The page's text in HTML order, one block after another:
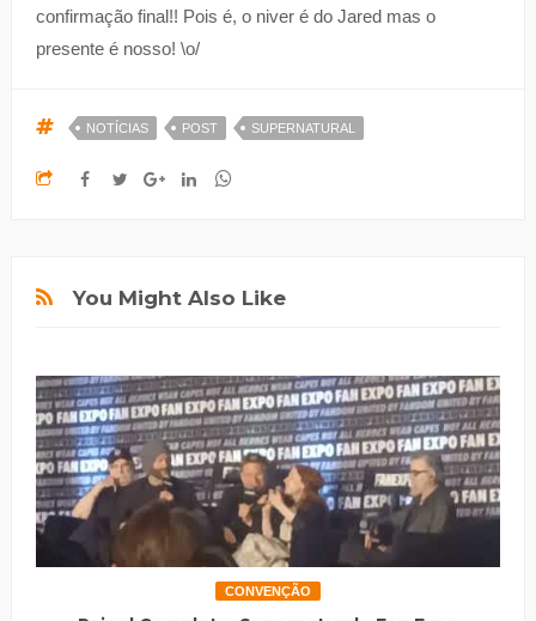
confirmação final!! Pois é, o niver é do Jared mas o
presente é nosso! \o/
NOTÍCIAS POST SUPERNATURAL
You Might Also Like
CONVENÇÃO